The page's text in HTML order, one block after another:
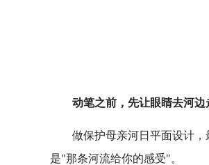
动笔之前，先让眼睛去河边
做保护母亲河日平面设计
是"那条河流给你的感受"。